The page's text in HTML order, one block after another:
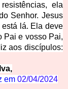
ela
Senhor. Jesus
lá. Ela deve
Pai e vosso Pai,
aos discípulos:
em 02/04/2024